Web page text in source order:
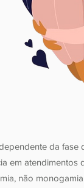
da fase
em atendimentos
não